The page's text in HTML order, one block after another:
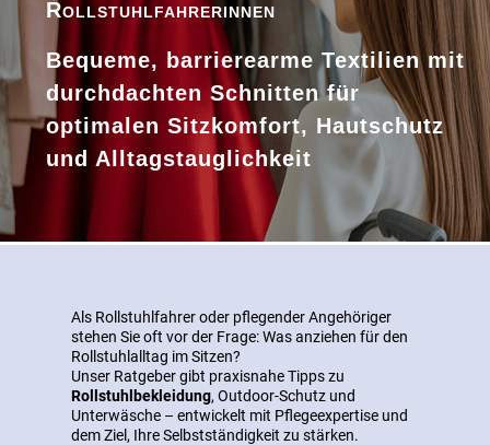
Rollstuhlfahrerinnen
Bequeme, barrierearme Textilien mit
durchdachten Schnitten für
optimalen Sitzkomfort, Hautschutz
und Alltagstauglichkeit
Als Rollstuhlfahrer oder pflegender Angehöriger
stehen Sie oft vor der Frage: Was anziehen für den
Rollstuhlalltag im Sitzen?
Unser Ratgeber gibt praxisnahe Tipps zu
Rollstuhlbekleidung, Outdoor-Schutz und
Unterwäsche – entwickelt mit Pflegeexpertise und
dem Ziel, Ihre Selbstständigkeit zu stärken.